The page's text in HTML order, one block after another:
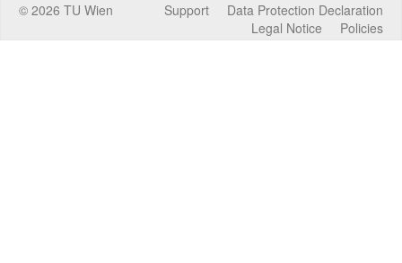
© 2026 TU Wien Data Protection Declaration
Support
Policies
Legal Notice